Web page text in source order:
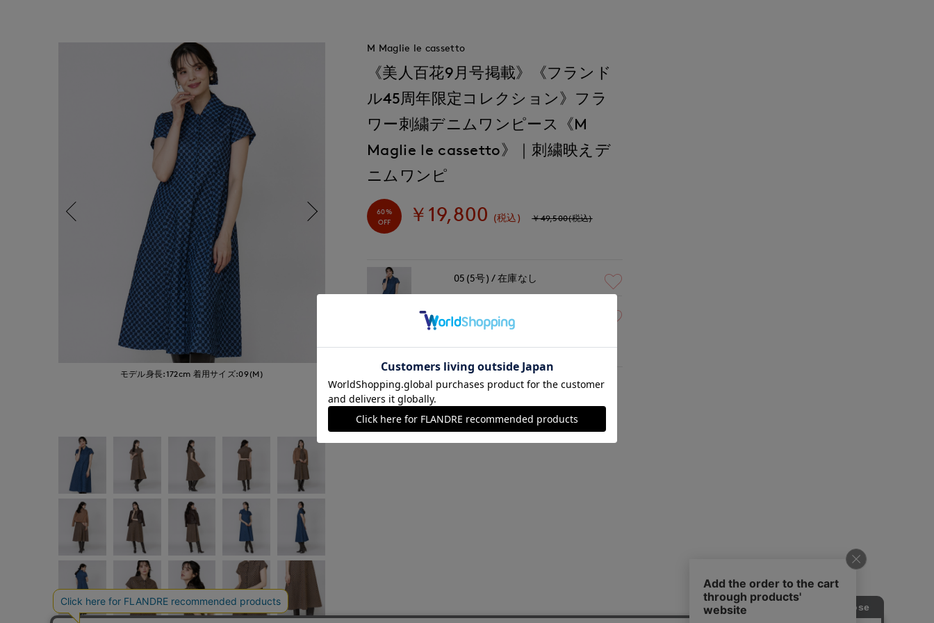
モデル身長:172cm 着用サイズ:09(M)
M Maglie le cassetto
《美人百花9月号掲載》《フランド
ル45周年限定コレクション》フラ
ワー刺繍デニムワンピース《M
Maglie le cassetto》｜刺繍映えデ
ニムワンピ
60%
OFF
￥19,800 (税込) ￥49,500(税込)
￥19,800 (税込)
05(5号) 在庫なし
07(7号) 残りわずか